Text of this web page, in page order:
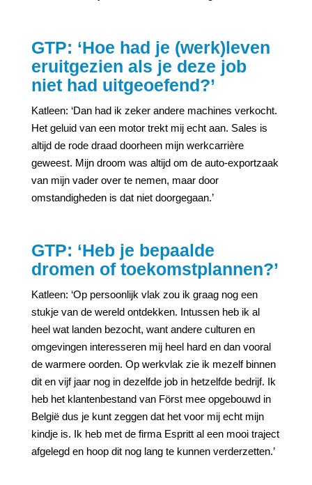
GTP: ‘Hoe had je (werk)leven
eruitgezien als je deze job
niet had uitgeoefend?’
Katleen: ‘Dan had ik zeker andere machines verkocht.
Het geluid van een motor trekt mij echt aan. Sales is
altijd de rode draad doorheen mijn werkcarrière
geweest. Mijn droom was altijd om de auto-exportzaak
van mijn vader over te nemen, maar door
omstandigheden is dat niet doorgegaan.’
GTP: ‘Heb je bepaalde
dromen of toekomstplannen?’
Katleen: ‘Op persoonlijk vlak zou ik graag nog een
stukje van de wereld ontdekken. Intussen heb ik al
heel wat landen bezocht, want andere culturen en
omgevingen interesseren mij heel hard en dan vooral
de warmere oorden. Op werkvlak zie ik mezelf binnen
dit en vijf jaar nog in dezelfde job in hetzelfde bedrijf. Ik
heb het klantenbestand van Först mee opgebouwd in
België dus je kunt zeggen dat het voor mij echt mijn
kindje is. Ik heb met de firma Espritt al een mooi traject
afgelegd en hoop dit nog lang te kunnen verderzetten.’